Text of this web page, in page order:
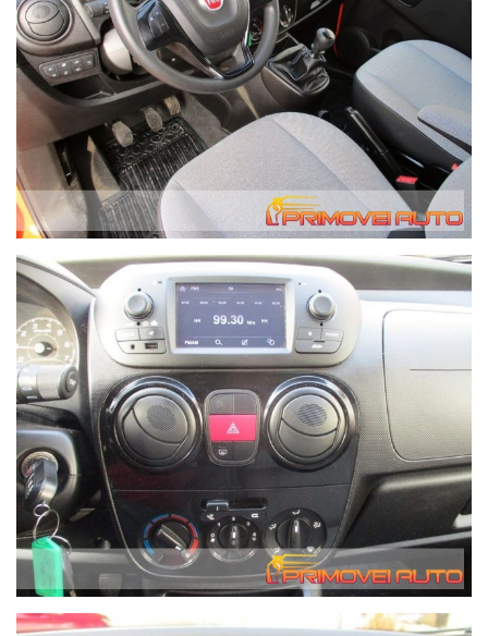
I prezzi esposti,salvo quanto eventualmente indicato, sono già
scontati. Abbiamo parecchi depositi quindi non tutte le auto
sono in salone.
Il valore dell'auto usata da permutare verrà da noi
determinato solo in base alle condizioni effettive del veicolo
dopo averlo esaminato. Le valutazioni fatte telefonicamente
saranno quindi del tutto indicative.
Per ottenere velocemente le informazioni desiderate,
invitiamo gli interessati a telefonare. Le chiamate ricevute
ottengono una risposta prioritaria e immediata mentre i
messaggi di posta elettronica potrebbero essere gestiti in
Possibilità di consegna anche a domicilio con mezzo
attrezzato - il costo di questo servizio varia in base a i
chilometri di percorrenza. Contattateci per avere queste
informazioni, grazie. We speak English.
In caso di acquisto forniamo gratuitamente alla nostra
clientela che lo richieda, il servizio di recupero dalla Stazione
Ferroviaria Centrale di Modena fino alla nostra sede.
Migliaia di clienti hanno acquistato da noi da tutta Italia.
ABS Bracciolo Bluetooth Computer di bordo Elettr. Finestre
Elettr. Specchietto retrovisore Elettr. Immobilizzatore Viva
voce Garanzia Isofix Volante multifunzione Antinebbia Veicolo
non fumatori Servosterzo Sedili riscaldati Controllo di trazione
Sintonizzatore/Radio Centralizzata Assistenza al parcheggio
Dietro